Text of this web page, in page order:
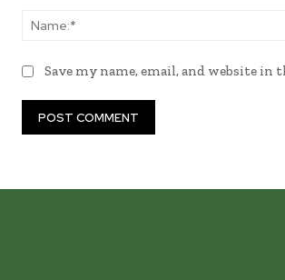
Save my name, email, and website